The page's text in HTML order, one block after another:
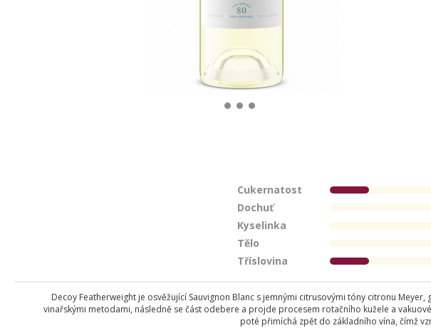
Cukernatost
Dochuť
Kyselinka
Tělo
Tříslovina
Decoy Featherweight je osvěžující Sauvignon Blanc s jemnými citrusovými tóny citronu
vinařskými metodami, následně se část odebere a projde procesem rotačního kužele a
poté přimíchá zpět do základního vína, čímž